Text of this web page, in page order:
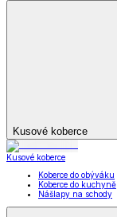
Kusové koberce
Kusové koberce
Koberce do obýváku
Koberce do kuchyně
Nášlapy na schody